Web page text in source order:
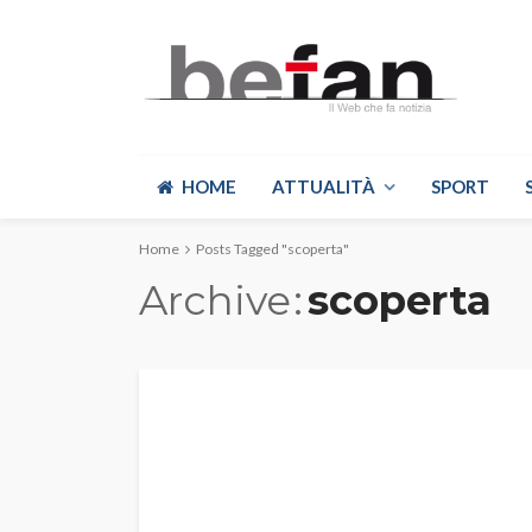
HOME ATTUALITÀ SPORT
Home Posts Tagged "scoperta"
Archive scoperta